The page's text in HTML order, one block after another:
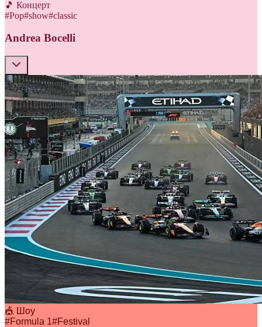
🎵 Концерт
#Pop#show#classic
Andrea Bocelli
🎪 Шоу
#Formula 1#Festival